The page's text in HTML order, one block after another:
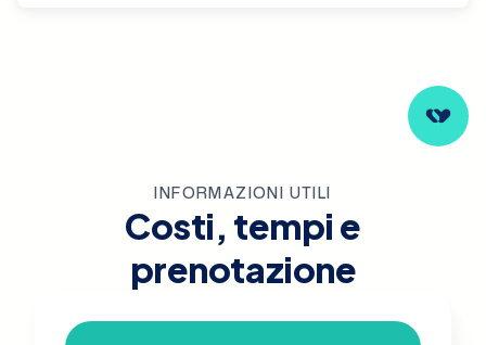
INFORMAZIONI UTILI
Costi, tempi e
prenotazione